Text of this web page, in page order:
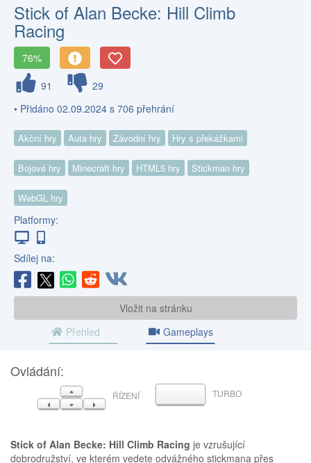
Stick of Alan Becke: Hill Climb
Racing
76%
91
29
• Přidáno 02.09.2024 s 706 přehrání
Akční hry Auta hry Závodní hry Hry s překážkami
Bojové hry Minecraft hry HTML5 hry Stickman hry
WebGL hry
Platformy:
Sdílej na:
Vložit na stránku
Přehled
Gameplays
Ovládání:
NAHORU
VLEVODOLŮVPRAVO
ŘÍZENÍ MEZERNÍKTURBO
Stick of Alan Becke: Hill Climb Racing je vzrušující
dobrodružství, ve kterém vedete odvážného stickmana přes